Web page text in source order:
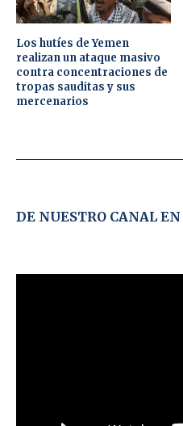
Los hutíes de Yemen
realizan un ataque masivo
contra concentraciones de
tropas sauditas y sus
mercenarios
DE NUESTRO CANAL